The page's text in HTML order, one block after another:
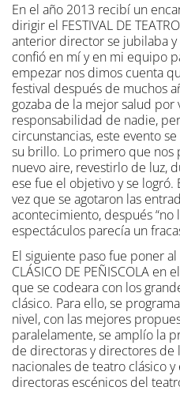
En el año 2013 recibí un
dirigir el FESTIVAL DE
anterior director se jubilaba
confió en mí y en mi equipo
empezar nos dimos cuenta
festival después de muchos
gozaba de la mejor salud por
responsabilidad de nadie,
circunstancias, este evento
su brillo. Lo primero que nos
nuevo aire, revestirlo de luz,
ese fue el objetivo y se logró.
vez que se agotaron las
acontecimiento, después “no
espectáculos parecía un
El siguiente paso fue poner al
CLÁSICO DE PEÑISCOLA
que se codeara con los
clásico. Para ello, se
nivel, con las mejores
paralelamente, se amplío la
de directoras y directores de
nacionales de teatro clásico
directoras escénicos del